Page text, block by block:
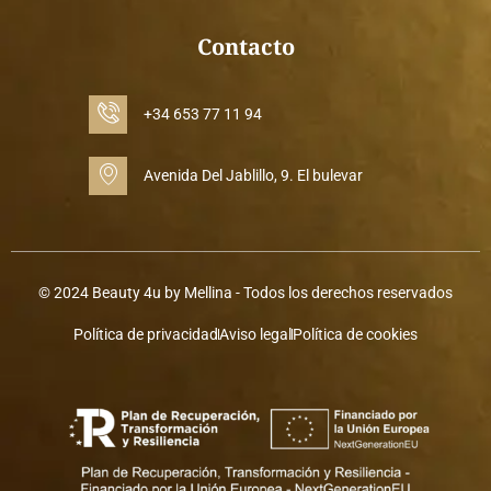
Contacto
+34 653 77 11 94
Avenida Del Jablillo, 9. El bulevar
© 2024 Beauty 4u by Mellina - Todos los derechos reservados
Política de privacidadAviso legal Política de cookies